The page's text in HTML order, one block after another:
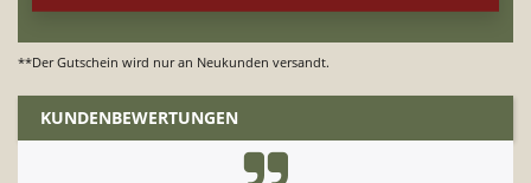
**Der Gutschein wird nur an Neukunden versandt.
KUNDENBEWERTUNGEN